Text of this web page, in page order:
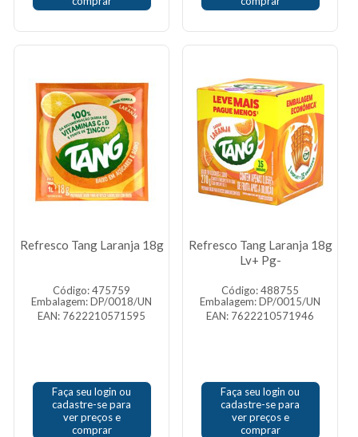
Refresco Tang Laranja 18g
Código: 475759
Embalagem: DP/0018/UN
EAN: 7622210571595
Faça seu login ou
cadastre-se para
ver preços e
comprar
Refresco Tang Laranja 18g
Lv+ Pg-
Código: 488755
Embalagem: DP/0015/UN
EAN: 7622210571946
Faça seu login ou
cadastre-se para
ver preços e
comprar